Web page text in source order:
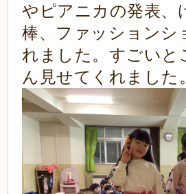
やピアニカの発表、
棒、ファッションシ
れました。すごいと
ん見せてくれました。